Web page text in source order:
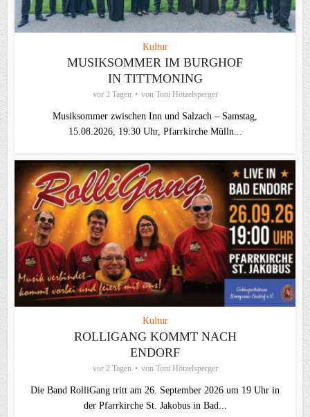
Kultur
MUSIKSOMMER IM BURGHOF
IN TITTMONING
vor 2 Tagen von Toni Hötzelsperger
Musiksommer zwischen Inn und Salzach – Samstag,
15.08.2026, 19:30 Uhr, Pfarrkirche Mülln...
Kultur
ROLLIGANG KOMMT NACH
ENDORF
vor 2 Tagen von Toni Hötzelsperger
Die Band RolliGang tritt am 26. September 2026 um 19 Uhr in
der Pfarrkirche St. Jakobus in Bad...